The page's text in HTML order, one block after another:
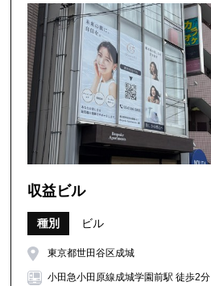
収益ビル
種別 ビル
東京都世田谷区成城
小田急小田原線成城学園前駅 徒歩2分